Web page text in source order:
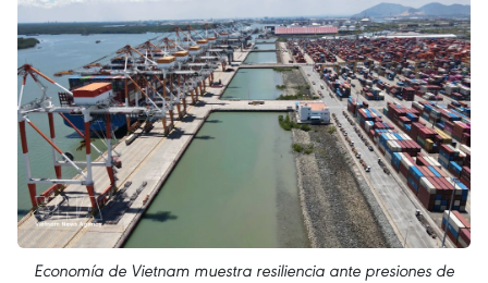
Economía de Vietnam muestra resiliencia ante presiones de